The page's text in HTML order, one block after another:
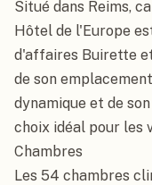
Situé dans Reims,
Hôtel de l'Europe
d'affaires Buirette
de son
dynamique et de
choix idéal pour les
Chambres
Les 54 chambres